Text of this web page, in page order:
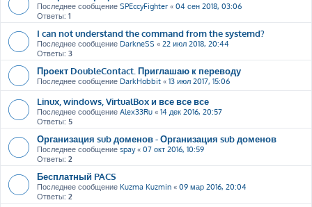
Последнее сообщение SPEccyFighter « 04 сен 2018, 03:06
Ответы: 1
I can not understand the command from the systemd?
Последнее сообщение DarkneSS « 22 июл 2018, 20:44
Ответы: 3
Проект DoubleContact. Приглашаю к переводу
Последнее сообщение DarkHobbit « 13 июл 2017, 15:06
Linux, windows, VirtualBox и все все все
Последнее сообщение Alex33Ru « 14 дек 2016, 20:57
Ответы: 5
Организация sub доменов - Организация sub доменов
Последнее сообщение spay« 07 окт 2016, 10:59
Ответы: 2
Бесплатный PACS
Последнее сообщение Kuzma Kuzmin « 09 мар 2016, 20:04
Ответы: 2